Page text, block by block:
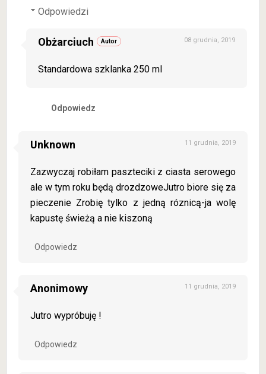
Odpowiedzi
Obżarciuch 08 grudnia, 2019
Standardowa szklanka 250 ml
Odpowiedz
Unknown 11 grudnia, 2019
Zazwyczaj robiłam paszteciki z ciasta serowego
ale w tym roku będą drozdzoweJutro biore się za
pieczenie Zrobię tylko z jedną róznicą-ja wolę
kapustę świeżą a nie kiszoną
Odpowiedz
Anonimowy 11 grudnia, 2019
Jutro wypróbuję !
Odpowiedz